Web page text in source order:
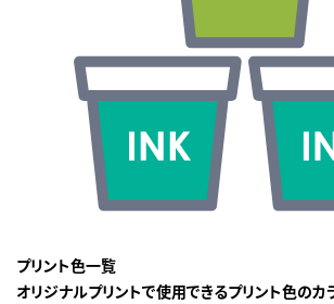
プリント色一覧
オリジナルプリントで使用できるプリント色のカ